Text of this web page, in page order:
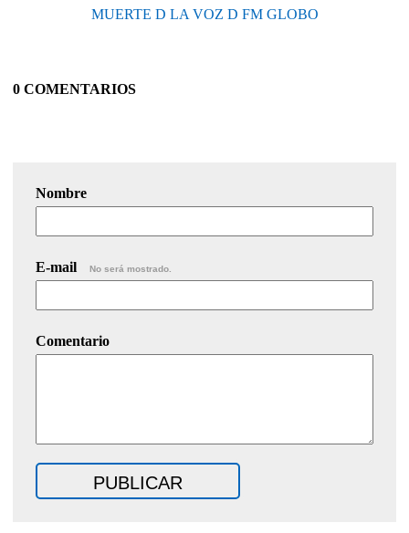
MUERTE D LA VOZ D FM GLOBO
0 COMENTARIOS
Nombre
E-mail No será mostrado.
Comentario